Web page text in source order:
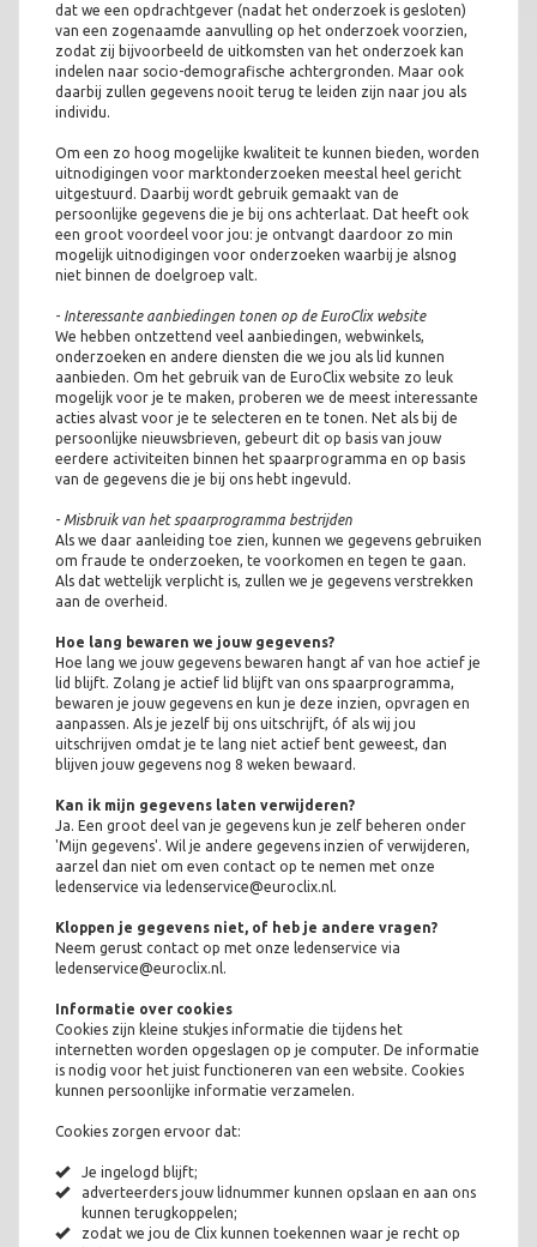
dat we een opdrachtgever (nadat het onderzoek is gesloten)
van een zogenaamde aanvulling op het onderzoek voorzien,
zodat zij bijvoorbeeld de uitkomsten van het onderzoek kan
indelen naar socio-demografische achtergronden. Maar ook
daarbij zullen gegevens nooit terug te leiden zijn naar jou als
individu.
Om een zo hoog mogelijke kwaliteit te kunnen bieden, worden
uitnodigingen voor marktonderzoeken meestal heel gericht
uitgestuurd. Daarbij wordt gebruik gemaakt van de
persoonlijke gegevens die je bij ons achterlaat. Dat heeft ook
een groot voordeel voor jou: je ontvangt daardoor zo min
mogelijk uitnodigingen voor onderzoeken waarbij je alsnog
niet binnen de doelgroep valt.
- Interessante aanbiedingen tonen op de EuroClix website
We hebben ontzettend veel aanbiedingen, webwinkels,
onderzoeken en andere diensten die we jou als lid kunnen
aanbieden. Om het gebruik van de EuroClix website zo leuk
mogelijk voor je te maken, proberen we de meest interessante
acties alvast voor je te selecteren en te tonen. Net als bij de
persoonlijke nieuwsbrieven, gebeurt dit op basis van jouw
eerdere activiteiten binnen het spaarprogramma en op basis
van de gegevens die je bij ons hebt ingevuld.
- Misbruik van het spaarprogramma bestrijden
Als we daar aanleiding toe zien, kunnen we gegevens gebruiken
om fraude te onderzoeken, te voorkomen en tegen te gaan.
Als dat wettelijk verplicht is, zullen we je gegevens verstrekken
aan de overheid.
Hoe lang bewaren we jouw gegevens?
Hoe lang we jouw gegevens bewaren hangt af van hoe actief je
lid blijft. Zolang je actief lid blijft van ons spaarprogramma,
bewaren je jouw gegevens en kun je deze inzien, opvragen en
aanpassen. Als je jezelf bij ons uitschrijft, óf als wij jou
uitschrijven omdat je te lang niet actief bent geweest, dan
blijven jouw gegevens nog 8 weken bewaard.
Kan ik mijn gegevens laten verwijderen?
Ja. Een groot deel van je gegevens kun je zelf beheren onder
'Mijn gegevens'. Wil je andere gegevens inzien of verwijderen,
aarzel dan niet om even contact op te nemen met onze
ledenservice via ledenservice@euroclix.nl.
Kloppen je gegevens niet, of heb je andere vragen?
Neem gerust contact op met onze ledenservice via
ledenservice@euroclix.nl.
Informatie over cookies
Cookies zijn kleine stukjes informatie die tijdens het
internetten worden opgeslagen op je computer. De informatie
is nodig voor het juist functioneren van een website. Cookies
kunnen persoonlijke informatie verzamelen.
Cookies zorgen ervoor dat:
Je ingelogd blijft;
adverteerders jouw lidnummer kunnen opslaan en aan ons
kunnen terugkoppelen;
zodat we jou de Clix kunnen toekennen waar je recht op